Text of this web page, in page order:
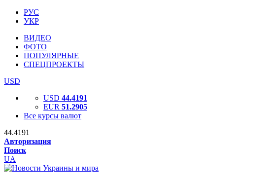
РУС
УКР
ВИДЕО
ФОТО
ПОПУЛЯРНЫЕ
СПЕЦПРОЕКТЫ
USD
USD 44.4191
EUR 51.2905
Все курсы валют
44.4191
Авторизация
Поиск
UA